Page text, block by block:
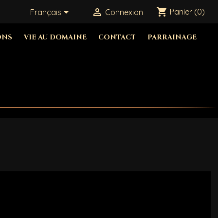
Français  Connexion shopping_cart Panier (0)
VIE AU DOMAINE CONTACT PARRAINAGE